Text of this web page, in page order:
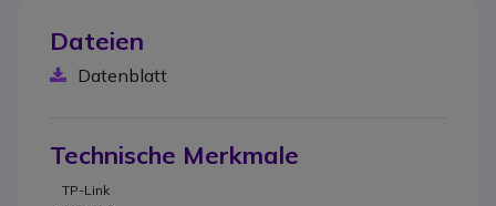
Dateien
Datenblatt
Technische Merkmale
TP-Link